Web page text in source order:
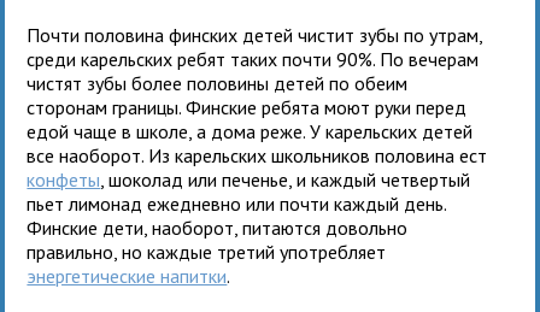
Почти половина финских детей чистит зубы по утрам,
среди карельских ребят таких почти 90%. По вечерам
чистят зубы более половины детей по обеим
сторонам границы. Финские ребята моют руки перед
едой чаще в школе, а дома реже. У карельских детей
все наоборот. Из карельских школьников половина ест
конфеты , шоколад или печенье, и каждый четвертый
пьет лимонад ежедневно или почти каждый день.
Финские дети, наоборот, питаются довольно
правильно, но каждые третий употребляет
энергетические напитки.